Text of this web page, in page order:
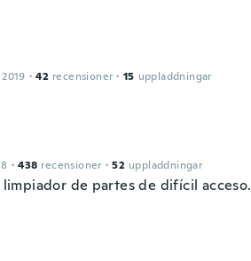
· 42 recensioner · 15 uppladdningar
· 438 recensioner · 52 uppladdningar
limpiador de partes de difícil acceso.